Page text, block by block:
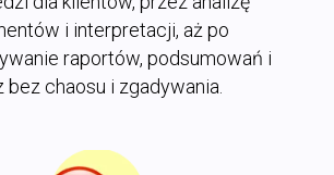
i interpretacji, aż po
raportów, podsumowań i
bez chaosu i zgadywania.